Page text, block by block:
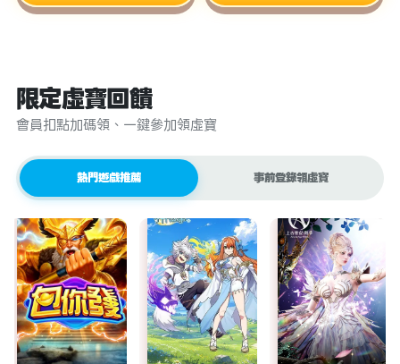
限定虛寶回饋
會員扣點加碼領、一鍵參加領虛寶
熱門遊戲推薦 事前登錄領虛寶